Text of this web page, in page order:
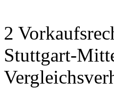
2
Stuttgart-